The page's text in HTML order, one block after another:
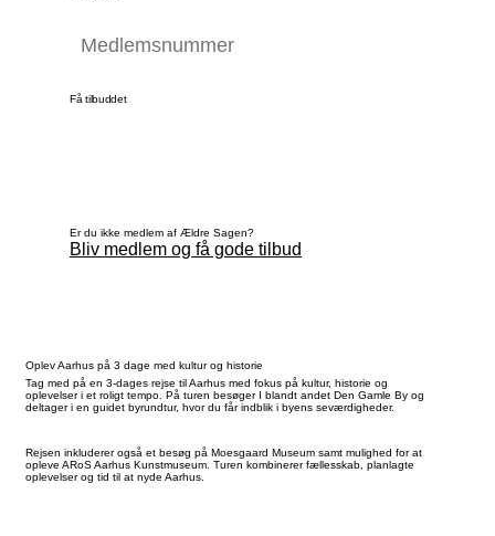
Oplev Aarhus på 3 dage med kultur og historie
Tag med på en 3-dages rejse til Aarhus med fokus på kultur, historie og
oplevelser i et roligt tempo. På turen besøger I blandt andet Den Gamle By og
deltager i en guidet byrundtur, hvor du får indblik i byens seværdigheder.
Rejsen inkluderer også et besøg på Moesgaard Museum samt mulighed for at
opleve ARoS Aarhus Kunstmuseum. Turen kombinerer fællesskab, planlagte
oplevelser og tid til at nyde Aarhus.
Få tilbuddet
Er du ikke medlem af Ældre Sagen?
Bliv medlem og få gode tilbud